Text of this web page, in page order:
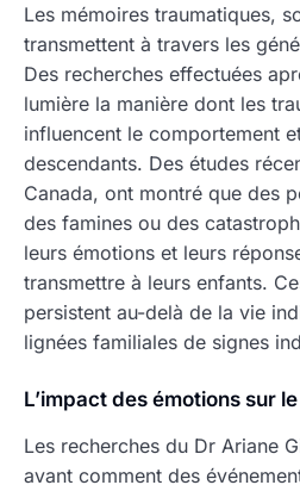
Les mémoires traumatiques,
transmettent à travers les
Des recherches effectuées
lumière la manière dont les
influencent le comportement
descendants. Des études
Canada, ont montré que des
des famines ou des
leurs émotions et leurs
transmettre à leurs enfants.
persistent au-delà de la vie
lignées familiales de signes
L’impact des émotions sur
Les recherches du Dr Ariane
avant comment des